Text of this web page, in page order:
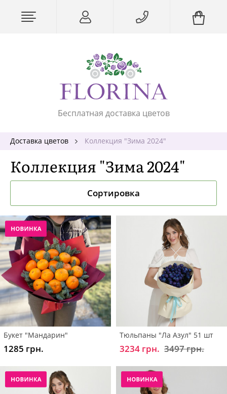
Бесплатная доставка цветов
Доставка цветов Коллекция "Зима 2024"
Коллекция "Зима 2024"
Сортировка
Букет "Мандарин"
1285 грн.
Тюльпаны "Ла Азул" 51 шт
3234 грн. 3497 грн.